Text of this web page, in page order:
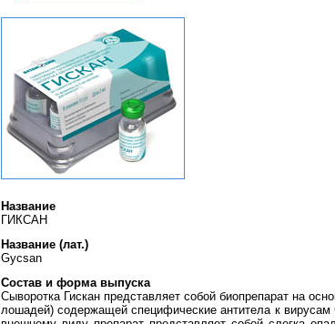
Название
ГИКСАН
Название (лат.)
Gycsan
Состав и форма выпуска
Сыворотка Гискан представляет собой биопрепарат на
лошадей) содержащей специфические антитела к